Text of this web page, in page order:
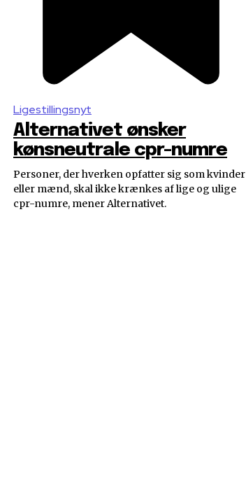
Ligestillingsnyt
Alternativet ønsker
kønsneutrale cpr-numre
Personer, der hverken opfatter sig som kvinder
eller mænd, skal ikke krænkes af lige og ulige
cpr-numre, mener Alternativet.